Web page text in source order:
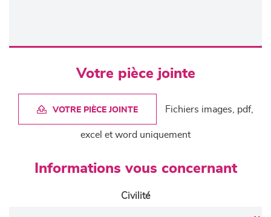
Votre pièce jointe
VOTRE PIÈCE JOINTE Fichiers images, pdf,
excel et word uniquement
Informations vous concernant
Civilité